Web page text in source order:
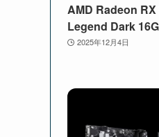
AMD Radeon
Legend Dark
2025年12月4日